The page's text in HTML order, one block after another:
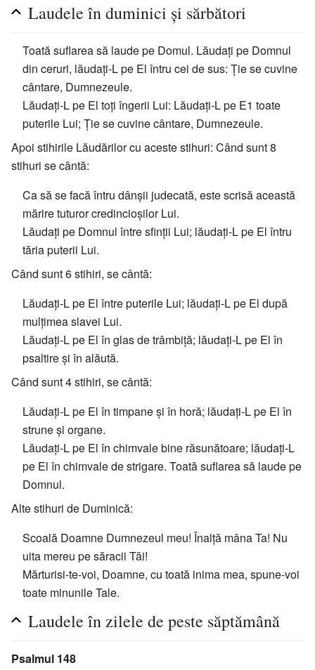
Laudele în duminici și sărbători
Toată suflarea să laude pe Domul. Lăudați pe Domnul
din ceruri, lăudați-L pe El întru cei de sus: Ție se cuvine
cântare, Dumnezeule.
Lăudați-L pe El toți îngerii Lui: Lăudați-L pe E1 toate
puterile Lui; Ție se cuvine cântare, Dumnezeule.
Apoi stihirile Lăudărilor cu aceste stihuri: Când sunt 8
stihuri se cântă:
Ca să se facă întru dânșii judecată, este scrisă această
mărire tuturor credincioșilor Lui.
Lăudați pe Domnul între sfinții Lui; lăudați-L pe El întru
tăria puterii Lui.
Când sunt 6 stihiri, se cântă:
Lăudați-L pe El între puterile Lui; lăudați-L pe El după
mulțimea slavei Lui.
Lăudați-L pe El în glas de trâmbiță; lăudați-L pe El în
psaltire și în alăută.
Când sunt 4 stihiri, se cântă:
Lăudați-L pe El în timpane și în horă; lăudați-L pe El în
strune și organe.
Lăudați-L pe El în chimvale bine răsunătoare; lăudați-L
pe El în chimvale de strigare. Toată suflarea să laude pe
Domnul.
Alte stihuri de Duminică:
Scoală Doamne Dumnezeul meu! Înalță mâna Ta! Nu
uita mereu pe săracii Tăi!
Mărturisi-te-voi, Doamne, cu toată inima mea, spune-voi
toate minunile Tale.
Laudele în zilele de peste săptămână
Psalmul 148